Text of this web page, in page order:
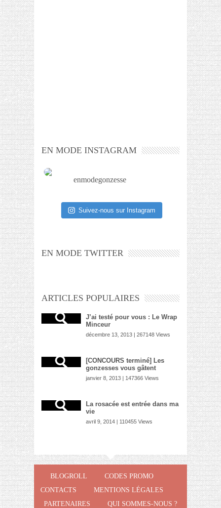
EN MODE INSTAGRAM
enmodegonzesse
Suivez-nous sur Instagram
EN MODE TWITTER
ARTICLES POPULAIRES
J’ai testé pour vous : Le Wrap
Minceur
décembre 13, 2013 | 267148 Views
[CONCOURS terminé] Les
gonzesses vous gâtent
janvier 8, 2013 | 147366 Views
La rosacée est entrée dans ma
vie
avril 9, 2014 | 110455 Views
BLOGROLL
CODES PROMO
CONTACTS
MENTIONS LÉGALES
PARTENAIRES
QUI SOMMES-NOUS ?